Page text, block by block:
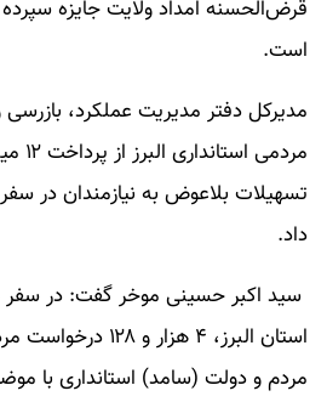
قرض‌الحسنه امداد ولایت جایزه
است.
مدیرکل دفتر مدیریت عملکرد، بازرسی
تسهیلات بلاعوض به نیازمندان در
داد.
سید اکبر حسینی موخر گفت: در سفر
استان البرز، ۴ هزار
مردم و دولت (سامد) استانداری با